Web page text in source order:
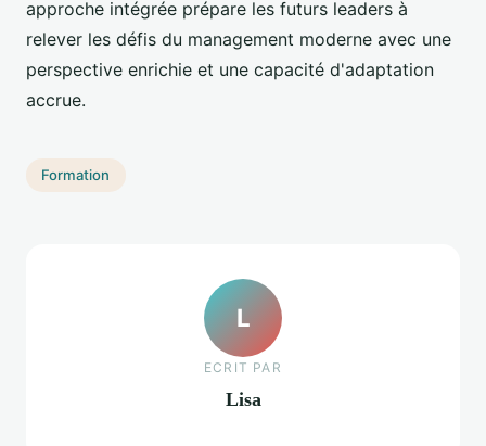
approche intégrée prépare les futurs leaders à
relever les défis du management moderne avec une
perspective enrichie et une capacité d'adaptation
accrue.
Formation
L
ECRIT PAR
Lisa